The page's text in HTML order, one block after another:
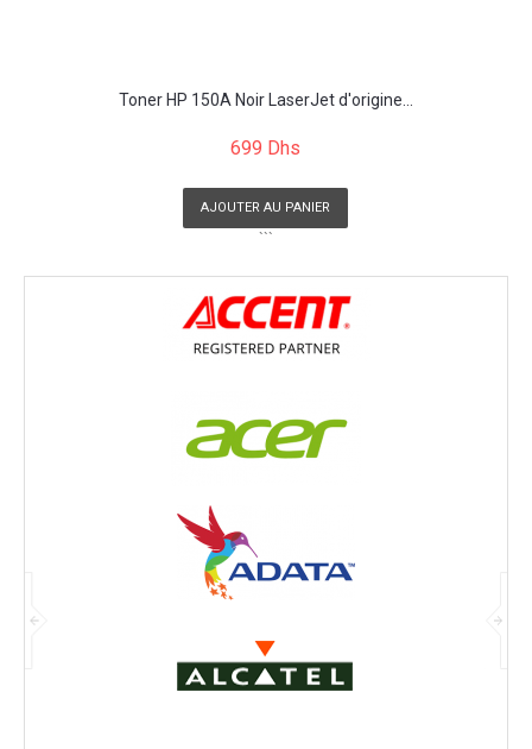
Toner HP 150A Noir LaserJet d'origine...
699 Dhs
AJOUTER AU PANIER
```